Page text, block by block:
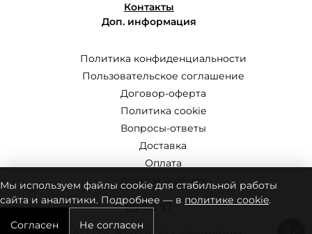
Контакты
Доп. информация
Политика конфиденциальности
Пользовательское соглашение
Договор-оферта
Политика cookie
Вопросы-ответы
Доставка
Оплата
Возврат и обмен
Мы используем файлы cookie для стабильной работы
сайта и аналитики. Подробнее — в политике cookie.
Согласен
Не согласен